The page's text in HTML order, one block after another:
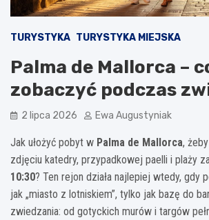
TURYSTYKA TURYSTYKA MIEJSKA
Palma de Mallorca –
zobaczyć podczas
2 lipca 2026 Ewa Augustyniak
Jak ułożyć pobyt w Palma de Mallorca,
zdjęciu katedry, przypadkowej paelli i plaży
10:30? Ten rejon działa najlepiej wtedy, gdy
jak „miasto z lotniskiem”, tylko jak bazę do
zwiedzania: od gotyckich murów i targów